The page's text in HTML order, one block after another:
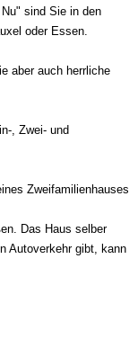
sind Sie in den
oder Essen.
aber auch herrliche
, Zwei- und
Zweifamilienhauses
Das Haus selber
Autoverkehr gibt, kann